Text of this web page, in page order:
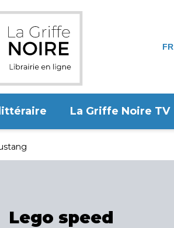
FR
La Griffe Noire TV
Lego speed